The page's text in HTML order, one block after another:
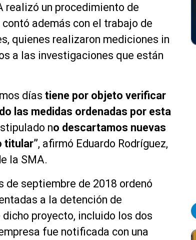
realizó un procedimiento de
además con el trabajo de
quienes realizaron mediciones in
a las investigaciones que están
días tiene por objeto verificar
las medidas ordenadas por esta
no descartamos nuevas
titular”, afirmó Eduardo Rodríguez,
la SMA.
de septiembre de 2018 ordenó
a la detención de
proyecto, incluido los dos
fue notificada con una